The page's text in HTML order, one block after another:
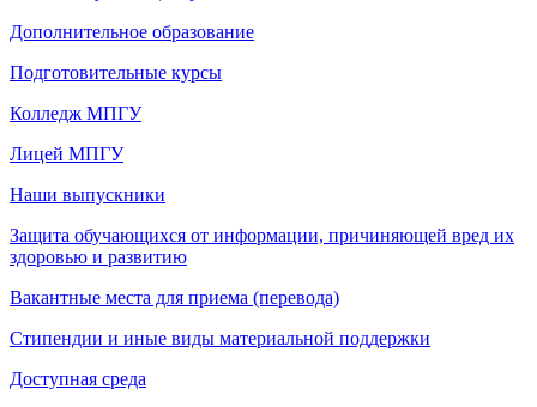
Дополнительное образование
Подготовительные курсы
Колледж МПГУ
Лицей МПГУ
Наши выпускники
Защита обучающихся от информации, причиняющей вред их
здоровью и развитию
Вакантные места для приема (перевода)
Стипендии и иные виды материальной поддержки
Доступная среда